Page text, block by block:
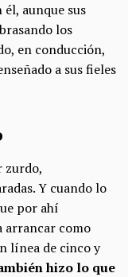
aunque sus
los
en conducción,
a sus fieles
zurdo,
Y cuando lo
por ahí
arrancar como
línea de cinco y
hizo lo que